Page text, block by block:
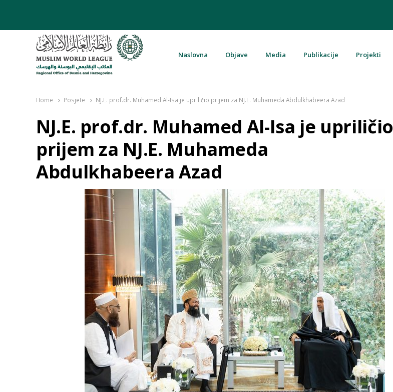
Naslovna Objave Media Publikacije Projekti
Home Posjete NJ.E. prof.dr. Muhamed Al-Isa je upriličio prijem za NJ.E. Muhameda Abdulkhabeera Azad
NJ.E. prof.dr. Muhamed Al-Isa je upriličio
prijem za NJ.E. Muhameda
Abdulkhabeera Azad